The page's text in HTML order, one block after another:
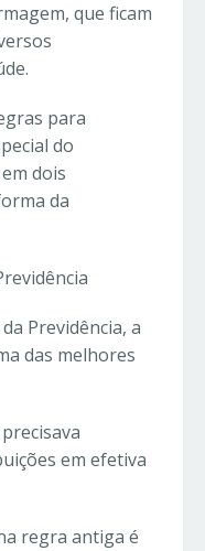
que ficam
para
do
dois
da
Previdência, a
das melhores
em efetiva
regra antiga é